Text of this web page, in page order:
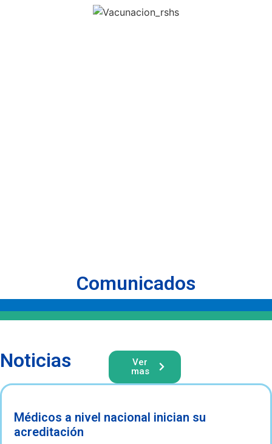
Comunicados
Noticias
Ver
mas
Médicos a nivel nacional inician su
acreditación